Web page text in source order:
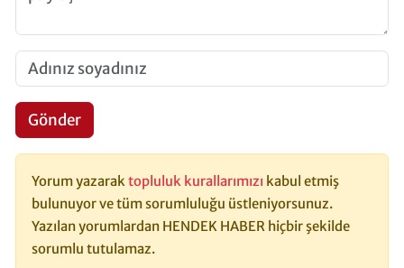
Gönder
Yorum yazaraktopluluk kurallarımızı kabul etmiş
bulunuyor ve tüm sorumluluğu üstleniyorsunuz.
Yazılan yorumlardan HENDEK HABER hiçbir şekilde
sorumlu tutulamaz.